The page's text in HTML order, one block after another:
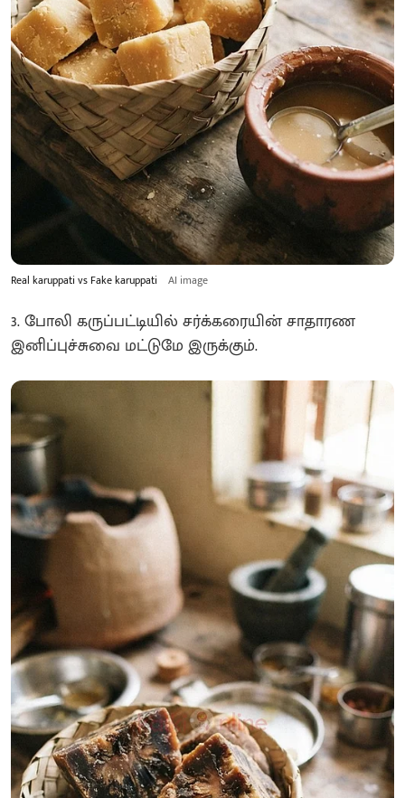
Real karuppati vs Fake karuppati AI image
3. போலி கருப்பட்டியில் சர்க்கரையின் சாதாரண
இனிப்புச்சுவை மட்டுமே இருக்கும்.